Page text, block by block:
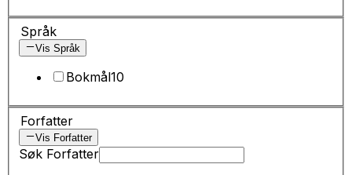
Språk
Vis Språk
Bokmål10
Forfatter
Vis Forfatter
Søk Forfatter